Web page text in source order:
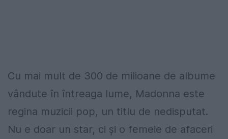
Cu mai mult de 300 de milioane de albume
vândute în întreaga lume, Madonna este
regina muzicii pop, un titlu de nedisputat.
Nu e doar un star, ci şi o femeie de afaceri